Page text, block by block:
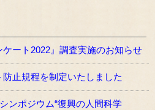
ケート2022』調査実施のお知らせ
止規程を制定いたしました
ンポジウム“復興の人間科学